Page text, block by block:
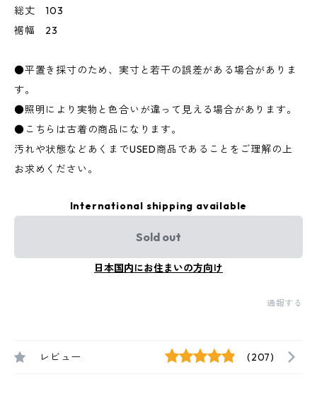
総丈 103
裾幅 23
●平置き採寸のため、実寸と若干の誤差がある場合がありま
す。
●照明により実物と色合いが違って見える場合があります。
●こちらは古着の商品になります。
汚れや状態などあくまでUSED商品であることをご理解の上
お求めください。
International shipping available
Sold out
日本国内にお住まいの方向け
通報する
レビュー (207)